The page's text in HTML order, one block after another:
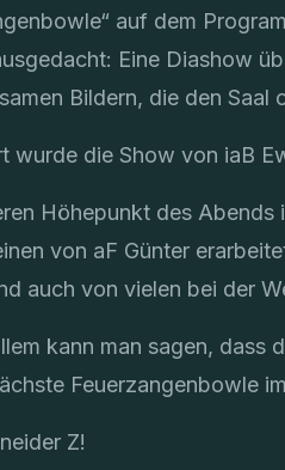
auf dem
Eine Diashow
Bildern, die den Saal
wurde die Show von iaB
Höhepunkt des Abends
von aF Günter
auch von vielen bei der
kann man sagen, dass
Feuerzangenbowle
Z!